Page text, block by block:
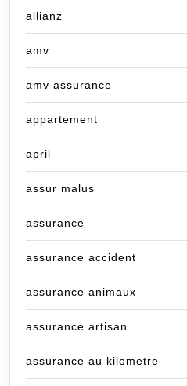
allianz
amv
amv assurance
appartement
april
assur malus
assurance
assurance accident
assurance animaux
assurance artisan
assurance au kilometre